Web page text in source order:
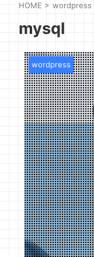
HOME > wordpress
mysql
wordpress